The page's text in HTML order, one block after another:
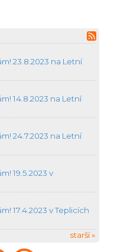
23.8.2023 na Letní
14.8.2023 na Letní
24.7.2023 na Letní
19.5.2023 v
17.4.2023 v Teplicích
starší »